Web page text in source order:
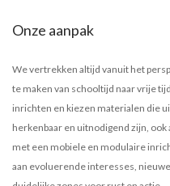
Onze aanpak
We vertrekken altijd vanuit het
te maken van schooltijd naar vrije
inrichten en kiezen materialen die
herkenbaar en uitnodigend zijn,
met een mobiele en modulaire
aan evoluerende interesses,